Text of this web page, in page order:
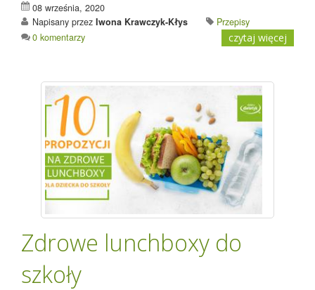
08 września, 2020
Napisany przez Iwona Krawczyk-Kłys
Przepisy
0 komentarzy
czytaj więcej
Zdrowe lunchboxy do
szkoły